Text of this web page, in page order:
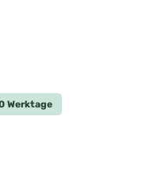
Werktage